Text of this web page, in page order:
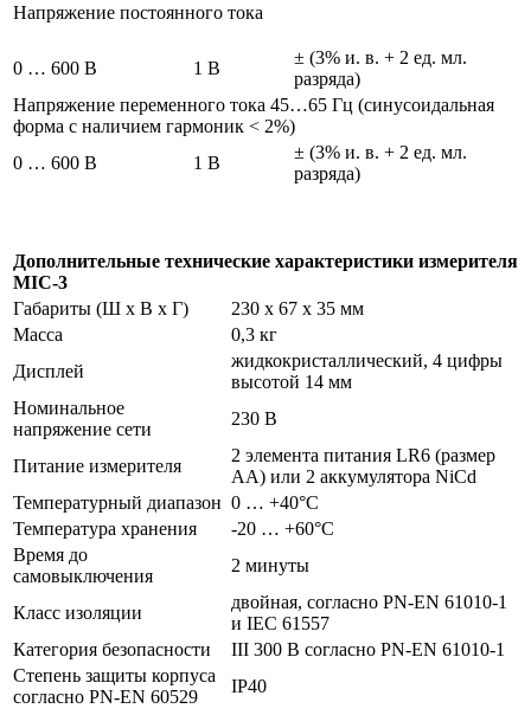
Напряжение постоянного тока
0 … 600 В 1 В
± (3% и. в. + 2 ед. мл.
разряда)
Напряжение переменного тока 45…65 Гц (синусоидальная
форма с наличием гармоник < 2%)
0 … 600 В
1 В
± (3% и. в. + 2 ед. мл.
разряда)
Дополнительные технические характеристики измерителя
MIC-3
Габариты (Ш x В x Г)
230 x 67 x 35 мм
Масса
0,3 кг
Дисплей
жидкокристаллический, 4 цифры
высотой 14 мм
Номинальное
напряжение сети
230 В
Питание измерителя
2 элемента питания LR6 (размер
AA) или 2 аккумулятора NiCd
Температурный диапазон 0 … +40°C
Температура хранения
-20 … +60°C
Время до
самовыключения
2 минуты
Класс изоляции
двойная, согласно PN-EN 61010-1
и IEC 61557
Категория безопасности
III 300 В согласно PN-EN 61010-1
Степень защиты корпуса
согласно PN-EN 60529
IP40